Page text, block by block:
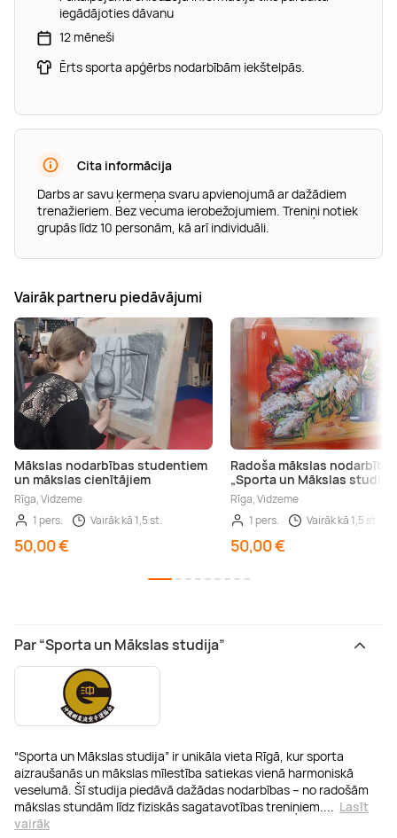
iegādājoties dāvanu
12 mēneši
Ērts sporta apģērbs nodarbībām iekštelpās.
Cita informācija
Darbs ar savu ķermeņa svaru apvienojumā ar dažādiem
trenažieriem. Bez vecuma ierobežojumiem. Treniņi notiek
grupās līdz 10 personām, kā arī individuāli.
Vairāk partneru piedāvājumi
Mākslas nodarbības studentiem
un mākslas cienītājiem
Rīga, Vidzeme
1 pers.
Vairāk kā 1,5 st.
50,00 €
Radoša mākslas nodarbība
„Sporta un Mākslas studijā”
Rīga, Vidzeme
1 pers.
Vairāk kā 1,5 st.
50,00 €
Par “Sporta un Mākslas studija”
“Sporta un Mākslas studija” ir unikāla vieta Rīgā, kur sporta
aizraušanās un mākslas mīlestība satiekas vienā harmoniskā
veselumā. Šī studija piedāvā dažādas nodarbības – no radošām
mākslas stundām līdz fiziskās sagatavotības treniņiem.
Lasīt
vairāk